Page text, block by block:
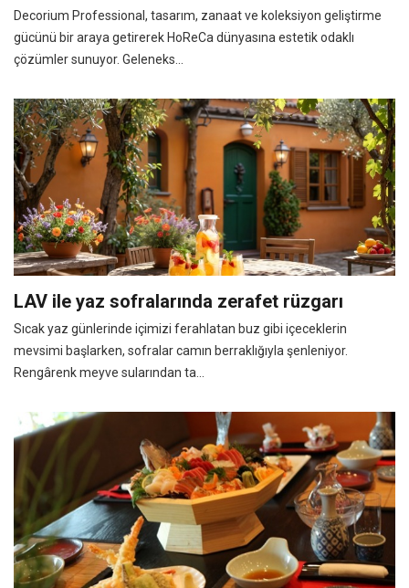
Decorium Professional, tasarım, zanaat ve koleksiyon geliştirme
gücünü bir araya getirerek HoReCa dünyasına estetik odaklı
çözümler sunuyor. Geleneks...
LAV ile yaz sofralarında zerafet rüzgarı
Sıcak yaz günlerinde içimizi ferahlatan buz gibi içeceklerin
mevsimi başlarken, sofralar camın berraklığıyla şenleniyor.
Rengârenk meyve sularından ta...